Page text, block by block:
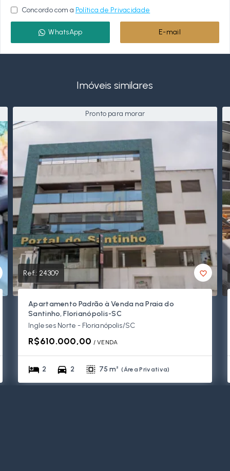
Concordo com a Política de Privacidade
WhatsApp E-mail
Imóveis similares
Pronto para morar
Ref.: 24309
Apartamento Padrão à Venda na Praia do
Santinho, Florianópolis-SC
Ingleses Norte - Florianópolis/SC
R$610.000,00 / VENDA
2 2 75 m² (Área Privativa)